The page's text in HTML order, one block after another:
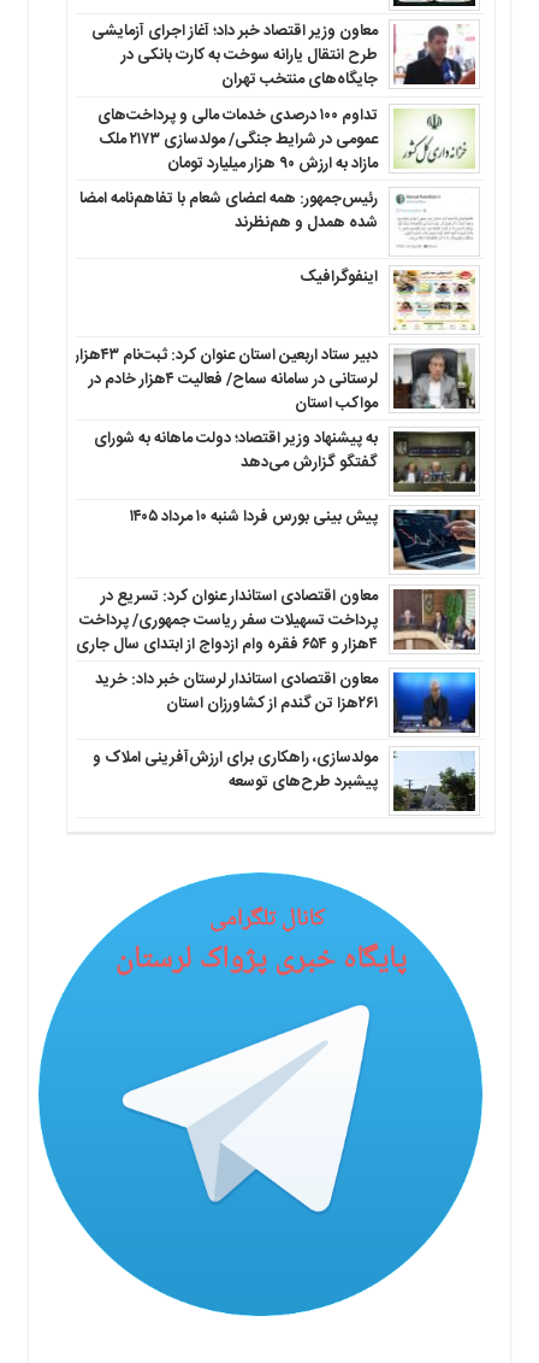
معاون وزیر اقتصاد خبر داد؛ آغاز اجرای آزمایشی
طرح انتقال یارانه سوخت به کارت بانکی در
جایگاه‌های منتخب تهران
تداوم ۱۰۰ درصدی خدمات مالی و پرداخت‌های
عمومی در شرایط جنگی/ مولدسازی ۲۱۷۳ ملک
مازاد به ارزش ۹۰ هزار میلیارد تومان
رئیس‌جمهور: همه اعضای شعام با تفاهم‌نامه امضا
شده همدل و هم‌نظرند
اینفوگرافیک
دبیر ستاد اربعین استان عنوان کرد: ثبت‌نام ۴۳هزار
لرستانی در سامانه سماح/ فعالیت ۴هزار خادم در
مواکب استان
به پیشنهاد وزیر اقتصاد؛ دولت ماهانه به شورای
گفتگو گزارش می‌دهد
پیش بینی بورس فردا شنبه ۱۰ مرداد ۱۴۰۵
معاون اقتصادی استاندار عنوان کرد: تسریع در
پرداخت تسهیلات سفر ریاست جمهوری/ پرداخت
۴هزار و ۶۵۴ فقره وام ازدواج از ابتدای سال جاری
معاون اقتصادی استاندار لرستان خبر داد: خرید
۲۶۱هزا تن گندم از کشاورزان استان
مولدسازی، راهکاری برای ارزش‌آفرینی املاک و
پیشبرد طرح‌های توسعه